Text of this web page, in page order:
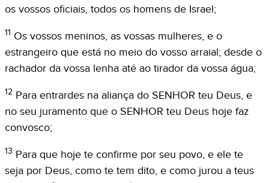
os vossos oficiais, todos os homens de Israel;
11 Os vossos meninos, as vossas mulheres, e o
estrangeiro que está no meio do vosso arraial; desde o
rachador da vossa lenha até ao tirador da vossa água;
12 Para entrardes na aliança do SENHOR teu Deus, e
no seu juramento que o SENHOR teu Deus hoje faz
convosco;
13 Para que hoje te confirme por seu povo, e ele te
seja por Deus, como te tem dito, e como jurou a teus